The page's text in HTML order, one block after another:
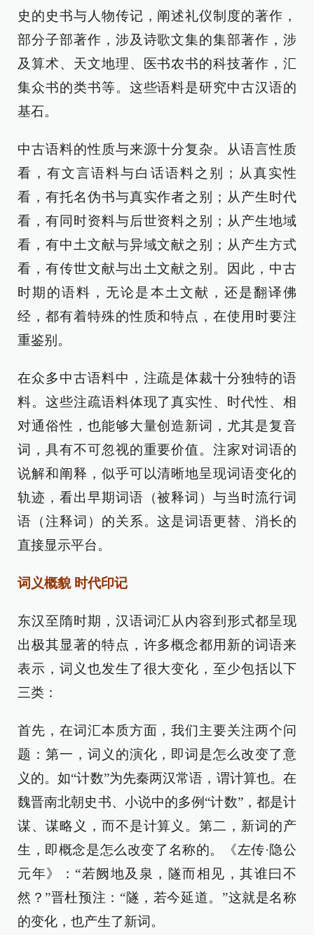
史的史书与人物传记，阐述礼仪制度的著作，
部分子部著作，涉及诗歌文集的集部著作，涉
及算术、天文地理、医书农书的科技著作，汇
集众书的类书等。这些语料是研究中古汉语的
基石。
中古语料的性质与来源十分复杂。从语言性质
看，有文言语料与白话语料之别；从真实性
看，有托名伪书与真实作者之别；从产生时代
看，有同时资料与后世资料之别；从产生地域
看，有中土文献与异域文献之别；从产生方式
看，有传世文献与出土文献之别。因此，中古
时期的语料，无论是本土文献，还是翻译佛
经，都有着特殊的性质和特点，在使用时要注
重鉴别。
在众多中古语料中，注疏是体裁十分独特的语
料。这些注疏语料体现了真实性、时代性、相
对通俗性，也能够大量创造新词，尤其是复音
词，具有不可忽视的重要价值。注家对词语的
说解和阐释，似乎可以清晰地呈现词语变化的
轨迹，看出早期词语（被释词）与当时流行词
语（注释词）的关系。这是词语更替、消长的
直接显示平台。
词义概貌 时代印记
东汉至隋时期，汉语词汇从内容到形式都呈现
出极其显著的特点，许多概念都用新的词语来
表示，词义也发生了很大变化，至少包括以下
三类：
首先，在词汇本质方面，我们主要关注两个问
题：第一，词义的演化，即词是怎么改变了意
义的。如“计数”为先秦两汉常语，谓计算也。在
魏晋南北朝史书、小说中的多例“计数”，都是计
谋、谋略义，而不是计算义。第二，新词的产
生，即概念是怎么改变了名称的。《左传·隐公
元年》：“若阙地及泉，隧而相见，其谁曰不
然？”晋杜预注：“隧，若今延道。”这就是名称
的变化，也产生了新词。